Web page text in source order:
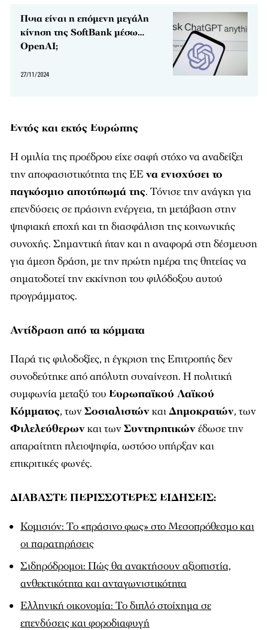
Ποια είναι η επόμενη μεγάλη
κίνηση της SoftBank μέσω…
OpenAI;
27/11/2024
Εντός και εκτός Ευρώπης
Η ομιλία της προέδρου είχε σαφή στόχο να αναδείξει
την αποφασιστικότητα της ΕΕνα ενισχύσει το
παγκόσμιο αποτύπωμά της. Τόνισε την ανάγκη για
επενδύσεις σε πράσινη ενέργεια, τη μετάβαση στην
ψηφιακή εποχή και τη διασφάλιση της κοινωνικής
συνοχής. Σημαντική ήταν και η αναφορά στη δέσμευση
για άμεση δράση, με την πρώτη ημέρα της θητείας να
σηματοδοτεί την εκκίνηση του φιλόδοξου αυτού
προγράμματος.
Αντίδραση από τα κόμματα
Παρά τις φιλοδοξίες, η έγκριση της Επιτροπής δεν
συνοδεύτηκε από απόλυτη συναίνεση. Η πολιτική
συμφωνία μεταξύ του Ευρωπαϊκού Λαϊκού
Κόμματος, τωνΣοσιαλιστώνκαιΔημοκρατών, των
Φιλελεύθερωνκαι τωνΣυντηρητικώνέδωσε την
απαραίτητη πλειοψηφία, ωστόσο υπήρξαν και
επικριτικές φωνές.
ΔΙΑΒΑΣΤΕ ΠΕΡΙΣΣΟΤΕΡΕΣ ΕΙΔΗΣΕΙΣ:
Κομισιόν: Το «πράσινο φως» στο Μεσοπρόθεσμο και
οι παρατηρήσεις
Σιδηρόδρομοι: Πώς θα ανακτήσουν αξιοπιστία,
ανθεκτικότητα και ανταγωνιστικότητα
Ελληνική οικονομία: Το διπλό στοίχημα σε
επενδύσεις και φοροδιαφυγή